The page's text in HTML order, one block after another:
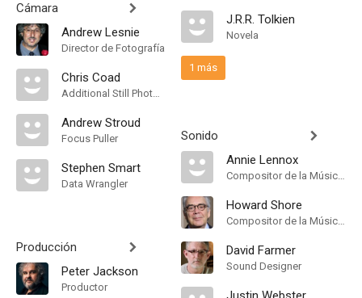
Cámara
Andrew Lesnie
Director de Fotografía
Chris Coad
Additional Still Photographer
Andrew Stroud
Focus Puller
Stephen Smart
Data Wrangler
Producción
Peter Jackson
Productor
J.R.R. Tolkien
Novela
1 más
Sonido
Annie Lennox
Compositor de la Música Original, Songs
Howard Shore
Compositor de la Música Original, Songs
David Farmer
Sound Designer